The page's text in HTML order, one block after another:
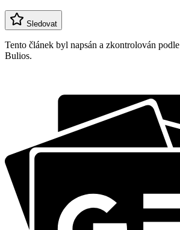
Sledovat
Tento článek byl napsán a zkontrolován podle
Bulios.